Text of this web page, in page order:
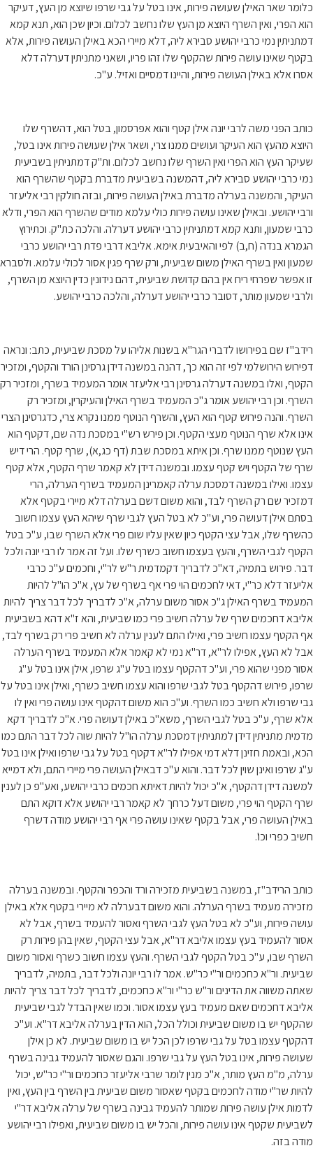
כלומר שאר האילן שעושה פירות, אינו בטל על גבי שרפו שיוצא מן העץ, דעיקר
הוא הפרי, ואין השרף היוצא מן העץ שלו נחשב לכלום. וכיון שכן הוא, תנא קמא
דמתניתין נמי כרבי יהושע סבירא ליה, דלא מיירי הכא באילן העושה פירות, אלא
בקטף שאינו עושה פירות שהקטף שלו זהו פריו, ושאני מתניתין דערלה דלא
אסרו אלא באילן העושה פירות, והיינו דמסיים ואזיל. ע"כ.
כותב הפני משה לרבי יונה אילן קטף והוא אפרסמון, בטל הוא, דהשרף שלו
היוצא מהעץ הוא העיקר ועושים ממנו צרי, ושאר אילן שעושה פירות אינו בטל,
שעיקר העץ הוא הפרי ואין השרף שלו נחשב לכלום. ות"ק דמתניתין בשביעית
נמי כרבי יהושע סבירא ליה, דהמשנה בשביעית מדברת בקטף שהשרף הוא
העיקר, והמשנה בערלה מדברת באילן העושה פירות, ובזה חולקין רבי אליעזר
ורבי יהושע. ובאילן שאינו עושה פירות כולי עלמא מודים שהשרף הוא הפרי, ודלא
כרבי שמעון, ותנא קמא דמתניתין כרבי יהושע דערלה. והלכה כת"ק. וכתירוץ
הגמרא בנדה (ח,ב) לפי והאיבעית אימא. אליבא דרבי פדת רבי יהושע כרבי
שמעון ואין בשרף האילן משום שביעית, ורק שרף פגין אסור לכולי עלמא. ולסברא
זו אפשר שפרחי ריח אין בהם קדושת שביעית, דהם נידונין כדין היוצא מן השרף,
ולרבי שמעון מותר, דסובר כרבי יהושע דערלה, והלכה כרבי יהושע.
רידב"ז שם בפירושו לדברי הגר"א בשנות אליהו על מסכת שביעית, כתב: ונראה
דפירוש הירושלמי לפי זה הוא כך, דהנה במשנה דידן גרסינן הורד והקטף, ומזכיר
הקטף, ואלו במשנה דערלה גרסינן רבי אליעזר אומר המעמיד בשרף, ומזכיר רק
השרף. וכן רבי יהושע אומר ג"כ המעמיד בשרף האילן והעיקרין, ומזכיר רק
השרף. והנה פירוש קטף הוא העץ, והשרף הנוטף ממנו נקרא צרי, כדגרסינן הצרי
אינו אלא שרף הנוטף מעצי הקטף. וכן פירש רש"י במסכת נדה שם, דקטף הוא
העץ שנוטף ממנו שרף. וכן איתא במסכת שבת (דף כג,א), שרף קטף. הרי דיש
שרף של הקטף ויש קטף עצמו. ובמשנה דידן לא קאמר שרף הקטף, אלא קטף
עצמו. ואילו במשנה דמסכת ערלה קאמרינן המעמיד בשרף הערלה, הרי
דמזכיר שם רק השרף לבד, והוא משום דשם בערלה דלא מיירי בקטף אלא
בסתם אילן דעושה פרי, וע"כ לא בטל העץ לגבי שרף שיהא העץ עצמו חשוב
כהשרף שלו, אבל עצי הקטף כיון שאין עליו שום פרי אלא השרף שבו, ע"כ בטל
הקטף לגבי השרף, והעץ בעצמו חשוב כשרף שלו. ועל זה אמר לו רבי יונה ולכל
דבר. פירוש בתמיה, דא"כ לדבריך דקמדמית ר"ש לר"י, וחכמים ע"כ כרבי
אליעזר דלא כר"י, דאי לחכמים הוי פרי אף בשרף של עץ, א"כ הו"ל להיות
המעמיד בשרף האילן ג"כ אסור משום ערלה, א"כ לדבריך לכל דבר צריך להיות
אליבא דחכמים שרף של ערלה חשיב פרי כמו שביעית, והא ז"א דהא בשביעית
אף הקטף עצמו חשיב פרי, ואילו התם לענין ערלה לא חשיב פרי רק בשרף לבד,
אבל לא העץ, אפילו לר"א, דר"א נמי לא קאמר אלא המעמיד בשרף הערלה
אסור מפני שהוא פרי, וע"כ דהקטף עצמו בטל ע"ג שרפו, אילן אינו בטל ע"ג
שרפו, פירוש דהקטף בטל לגבי שרפו והוא עצמו חשיב כשרף, ואילן אינו בטל על
גבי שרפו ולא חשיב כמו השרף. וע"כ הוא משום דהקטף אינו עושה פרי ואין לו
אלא שרף, ע"כ בטל לגבי השרף, משא"כ באילן דעושה פרי. א"כ לדבריך דקא
מדמית מתניתין דידן למתניתין דמסכת ערלה הו"ל להיות שוה לכל דבר התם כמו
הכא, ובאמת חזינן דלא דמי אפילו לר"א דקטף בטל על גבי שרפו ואילן אינו בטל
ע"ג שרפו ואינן שוין לכל דבר. והוא ע"כ דבאילן העושה פרי מיירי התם, ולא דמייא
למשנה דידן דהקטף, א"כ יכול להיות דאיתא חכמים כרבי יהושע, ואע"פ כן לענין
שרף הקטף הוי פרי, משום דעל כרחך לא קאמר רבי יהושע אלא דוקא התם
באילן העושה פרי, אבל בקטף שאינו עושה פרי אף רבי יהושע מודה דשרף
חשיב כפרי וכו'.
כותב הרידב"ז, במשנה בשביעית מזכירה ורד והכפר והקטף. ובמשנה בערלה
מזכירה מעמיד בשרף הערלה. והוא משום דבערלה לא מיירי בקטף אלא באילן
עושה פירות, וע"כ לא בטל העץ לגבי השרף ואסור להעמיד בשרף, אבל לא
אסור להעמיד בעץ עצמו אליבא דר"א, אבל עצי הקטף, שאין בהן פירות רק
השרף שבו, ע"כ בטל הקטף לגבי השרף. והעץ עצמו חשוב כשרף ואסור משום
שביעית. ור"א כחכמים ור"י כר"ש. אמר לו רבי יונה ולכל דבר, בתמיה, לדבריך
שאתה משווה את הדינים ור"ש כר"י ור"א כחכמים, לדבריך לכל דבר צריך להיות
אליבא דחכמים שאם מעמיד בעץ עצמו אסור. וכמו שאין הבדל לגבי שביעית
שהקטף יש בו משום שביעית וכולל הכל, הוא הדין בערלה אליבא דר"א. וע"כ
דהקטף עצמו בטל על גבי שרפו לכן הכל יש בו משום שביעית. לא כן אילן
שעושה פירות, אינו בטל העץ על גבי שרפו. והגם שאסור להעמיד גבינה בשרף
ערלה, מ"מ העץ מותר, א"כ מנין לומר שרבי אליעזר כחכמים ור"י כר"ש, יכול
להיות שר"י מודה לחכמים בקטף שאסור משום שביעית בין השרף בין העץ, ואין
לדמות אילן עושה פירות שמותר להעמיד גבינה בשרף של ערלה אליבא דר"י
לשביעית שקטף אינו עושה פירות, והכל יש בו משום שביעית, ואפילו רבי יהושע
מודה בזה.